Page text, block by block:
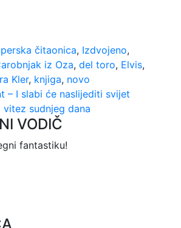
čitaonica, Izdvojeno,
iz Oza, del toro, Elvis,
Kler, knjiga, novo
– I slabi će naslijediti svijet
vitez sudnjeg dana
VODIČ
fantastiku!